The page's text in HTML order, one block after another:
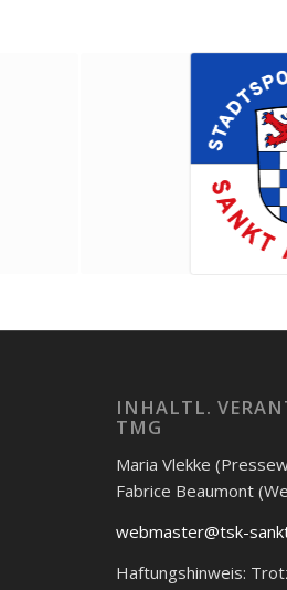
INHALTL.
TMG
Maria Vlekke
Fabrice Beaumont
webmaster@tsk-
Haftungshinweis: